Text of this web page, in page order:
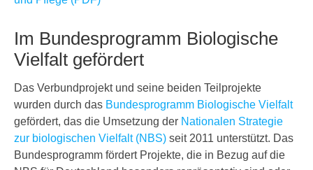
Im Bundesprogramm Biologische
Vielfalt gefördert
Das Verbundprojekt und seine beiden Teilprojekte
wurden durch das Bundesprogramm Biologische Vielfalt
gefördert, das die Umsetzung der Nationalen Strategie
zur biologischen Vielfalt (NBS) seit 2011 unterstützt. Das
Bundesprogramm fördert Projekte, die in Bezug auf die